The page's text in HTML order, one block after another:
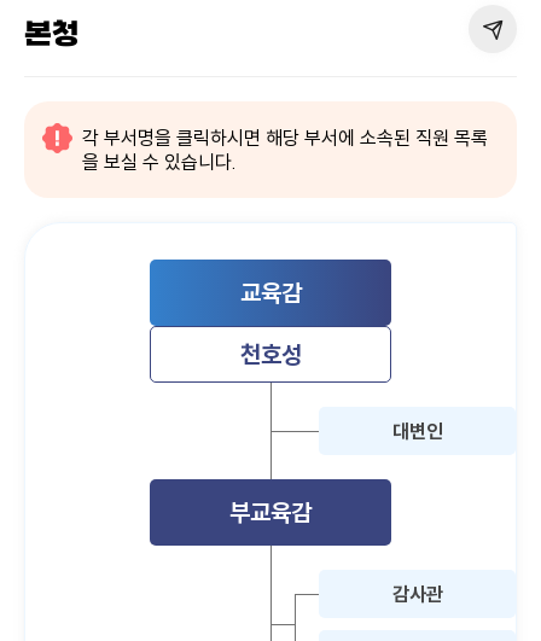
본청
각 부서명을 클릭하시면 해당 부서에 소속된 직원 목록
을 보실 수 있습니다.
교육감
천호성
대변인
부교육감
감사관